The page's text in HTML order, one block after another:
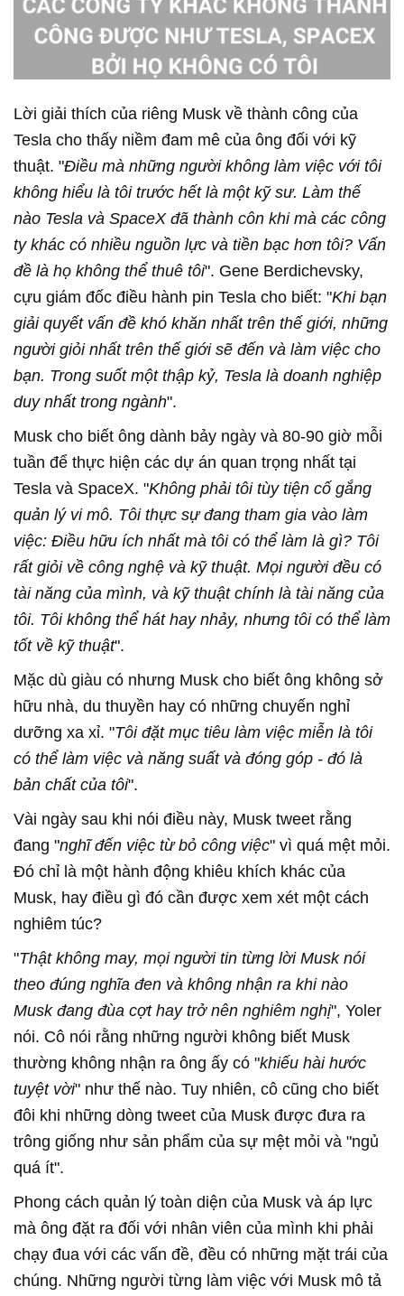
Lời giải thích của riêng Musk về thành công của
Tesla cho thấy niềm đam mê của ông đối với kỹ
thuật. "Điều mà những người không làm việc với tôi
không hiểu là tôi trước hết là một kỹ sư. Làm thế
nào Tesla và SpaceX đã thành côn khi mà các công
ty khác có nhiều nguồn lực và tiền bạc hơn tôi? Vấn
đề là họ không thể thuê tôi". Gene Berdichevsky,
cựu giám đốc điều hành pin Tesla cho biết: "Khi bạn
giải quyết vấn đề khó khăn nhất trên thế giới, những
người giỏi nhất trên thế giới sẽ đến và làm việc cho
bạn. Trong suốt một thập kỷ, Tesla là doanh nghiệp
duy nhất trong ngành".
Musk cho biết ông dành bảy ngày và 80-90 giờ mỗi
tuần để thực hiện các dự án quan trọng nhất tại
Tesla và SpaceX. "Không phải tôi tùy tiện cố gắng
quản lý vi mô. Tôi thực sự đang tham gia vào làm
việc: Điều hữu ích nhất mà tôi có thể làm là gì? Tôi
rất giỏi về công nghệ và kỹ thuật. Mọi người đều có
tài năng của mình, và kỹ thuật chính là tài năng của
tôi. Tôi không thể hát hay nhảy, nhưng tôi có thể làm
tốt về kỹ thuật".
Mặc dù giàu có nhưng Musk cho biết ông không sở
hữu nhà, du thuyền hay có những chuyến nghỉ
dưỡng xa xỉ. "Tôi đặt mục tiêu làm việc miễn là tôi
có thể làm việc và năng suất và đóng góp - đó là
bản chất của tôi".
Vài ngày sau khi nói điều này, Musk tweet rằng
đang "nghĩ đến việc từ bỏ công việc" vì quá mệt mỏi.
Đó chỉ là một hành động khiêu khích khác của
Musk, hay điều gì đó cần được xem xét một cách
nghiêm túc?
"Thật không may, mọi người tin từng lời Musk nói
theo đúng nghĩa đen và không nhận ra khi nào
Musk đang đùa cợt hay trở nên nghiêm nghị", Yoler
nói. Cô nói rằng những người không biết Musk
thường không nhận ra ông ấy có "khiếu hài hước
tuyệt vời" như thế nào. Tuy nhiên, cô cũng cho biết
đôi khi những dòng tweet của Musk được đưa ra
trông giống như sản phẩm của sự mệt mỏi và "ngủ
quá ít".
Phong cách quản lý toàn diện của Musk và áp lực
mà ông đặt ra đối với nhân viên của mình khi phải
chạy đua với các vấn đề, đều có những mặt trái của
chúng. Những người từng làm việc với Musk mô tả